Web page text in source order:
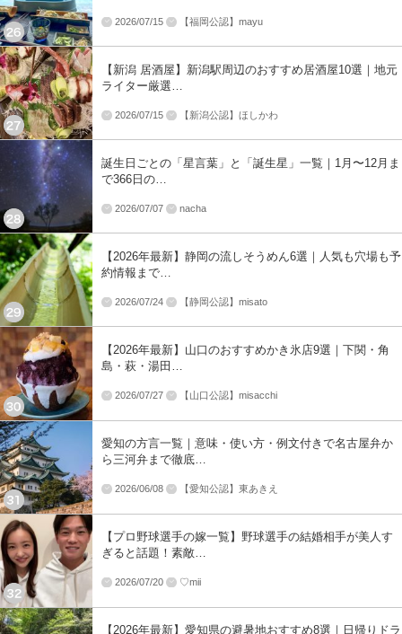
2026/07/15 【福岡公認】mayu
【新潟 居酒屋】新潟駅周辺のおすすめ居酒屋10選｜地元
ライター厳選…
2026/07/15 【新潟公認】ほしかわ
誕生日ごとの「星言葉」と「誕生星」一覧｜1月〜12月ま
で366日の…
2026/07/07 nacha
【2026年最新】静岡の流しそうめん6選｜人気も穴場も予
約情報まで…
2026/07/24 【静岡公認】misato
【2026年最新】山口のおすすめかき氷店9選｜下関・角
島・萩・湯田…
2026/07/27 【山口公認】misacchi
愛知の方言一覧｜意味・使い方・例文付きで名古屋弁か
ら三河弁まで徹底…
2026/06/08 【愛知公認】東あきえ
【プロ野球選手の嫁一覧】野球選手の結婚相手が美人す
ぎると話題！素敵…
2026/07/20 ♡mii
【2026年最新】愛知県の避暑地おすすめ8選｜日帰りドラ